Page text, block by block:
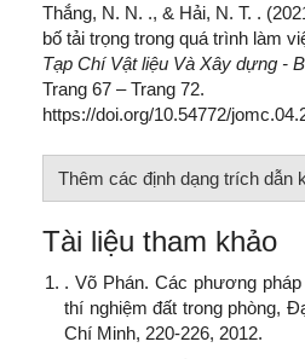
Thắng, N. N. ., & Hải, N. T. .
bố tải trọng trong quá trình làm
Tạp Chí Vật liệu Và Xây dựng -
Trang 67 – Trang 72.
https://doi.org/10.54772/
Thêm các định dạng trích dẫn
Tài liệu tham khảo
. Võ Phán. Các phương
thí nghiệm đất trong phòng,
Chí Minh, 220-226, 2012.